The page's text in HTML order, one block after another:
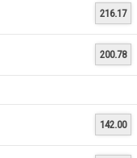
216.17
200.78
142.00